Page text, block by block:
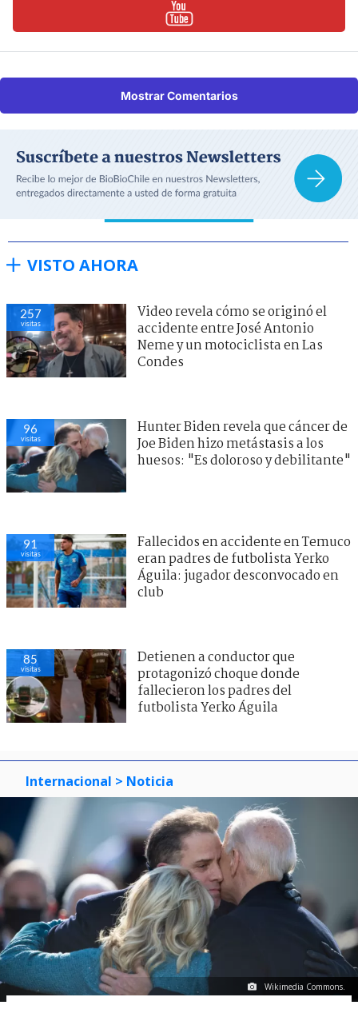
Mostrar Comentarios
VISTO AHORA
257
visitas
Video revela cómo se originó el
accidente entre José Antonio
Neme y un motociclista en Las
Condes
96
visitas
Hunter Biden revela que cáncer de
Joe Biden hizo metástasis a los
huesos: "Es doloroso y debilitante"
91
visitas
Fallecidos en accidente en Temuco
eran padres de futbolista Yerko
Águila: jugador desconvocado en
club
85
visitas
Detienen a conductor que
protagonizó choque donde
fallecieron los padres del
futbolista Yerko Águila
Internacional > Noticia
Wikimedia Commons.